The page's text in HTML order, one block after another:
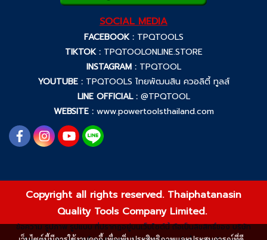
SOCIAL MEDIA
FACEBOOK : TPQTOOLS
TIKTOK : TPQTOOLONLINE.STORE
INSTAGRAM : TPQTOOL
YOUTUBE : TPQTOOLS ไทยพัฒนสิน ควอลิตี้ ทูลส์
LINE OFFICIAL : @TPQTOOL
WEBSITE : www.powertoolsthailand.com
Copyright all rights reserved. Thaiphatanasin
Quality Tools Company Limited.
ข้อความ รูปภาพ รูปแบบ ที่ปรากฏอยู่บนเว็บไซต์นี้ ถือเป็นลิขสิทธิ์ของ บริษัท